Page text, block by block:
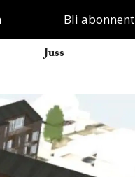
Bli abonnent
Juss